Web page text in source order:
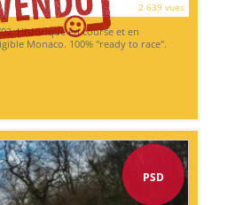
2 639 vues
Historique en course et en
Monaco. 100% "ready to race".
PSD